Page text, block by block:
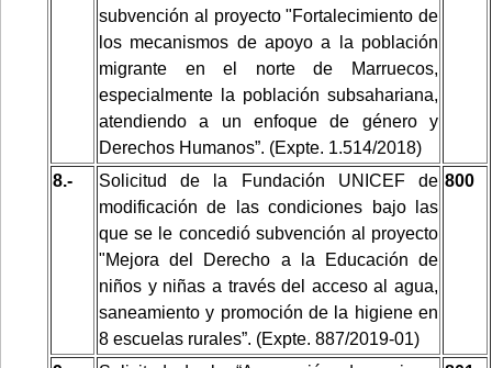
subvención al proyecto "Fortalecimiento de
los mecanismos de apoyo a la población
migrante en el norte de Marruecos,
especialmente la población subsahariana,
atendiendo a un enfoque de género y
Derechos Humanos”. (Expte. 1.514/2018)
8.-
Solicitud de la Fundación UNICEF de
modificación de las condiciones bajo las
que se le concedió subvención al proyecto
"Mejora del Derecho a la Educación de
niños y niñas a través del acceso al agua,
saneamiento y promoción de la higiene en
8 escuelas rurales”. (Expte. 887/2019-01)
800